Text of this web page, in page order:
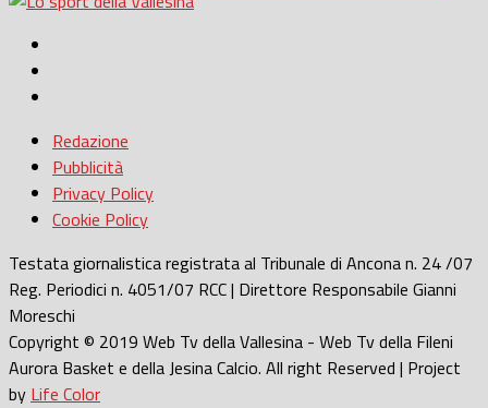
Redazione
Pubblicità
Privacy Policy
Cookie Policy
Testata giornalistica registrata al Tribunale di Ancona n. 24 /07
Reg. Periodici n. 4051/07 RCC | Direttore Responsabile Gianni
Moreschi
Copyright © 2019 Web Tv della Vallesina - Web Tv della Fileni
Aurora Basket e della Jesina Calcio. All right Reserved | Project
by Life Color